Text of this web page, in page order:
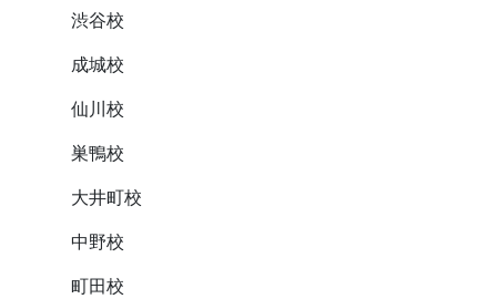
渋谷校
成城校
仙川校
巣鴨校
大井町校
中野校
町田校